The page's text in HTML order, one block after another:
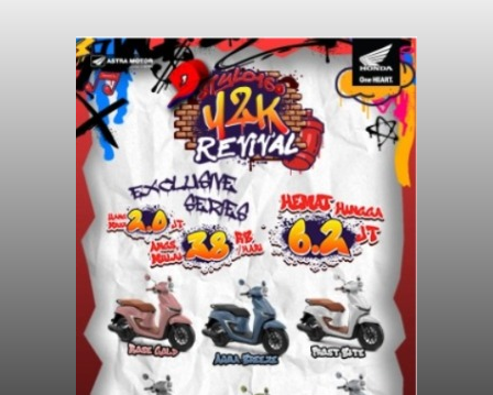
GIPI Bali Harap Proyek PFII di
Bali Membawa Manfaat
Ekonomi bagi Masyarakat
Lokal
balitribune.co.id | Denpasar -Gabungan
Industri Pariwisata Indonesia (GIPI) Bali atau Bali
Tourism Board (BTB) berharap segala program
pemerintah pusat yang bertempat di Bali
membawa dampak positif bagi masyarakat lokal.
"Program pemerintah ini (Bali sebagai Pusat
Finansial Internasional Indonesia/PFII) harus
Denpasar